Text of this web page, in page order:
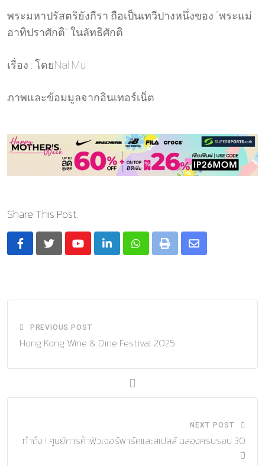
พระมหาปรัสตริยังกีรา ถือเป็นเทวีปางหนึ่งของ “พระแม่
อาทิปราศักติ” ในลัทธิศักติ
เรื่อง : โดยNai Mu
ภาพและข้อมมูลจากอินเทอร์เน็ต
Share This Post:
YoutubeLinkedInWhatsapp
Print
Share
PREVIOUS POST
Hong Kong Wine & Dine Festival 2025
NEXT POST
ทำถึง ! ศูนย์การค้าฟิวเจอร์พาร์คและสเปลล์ ฉลองครบรอบ 30
ปี